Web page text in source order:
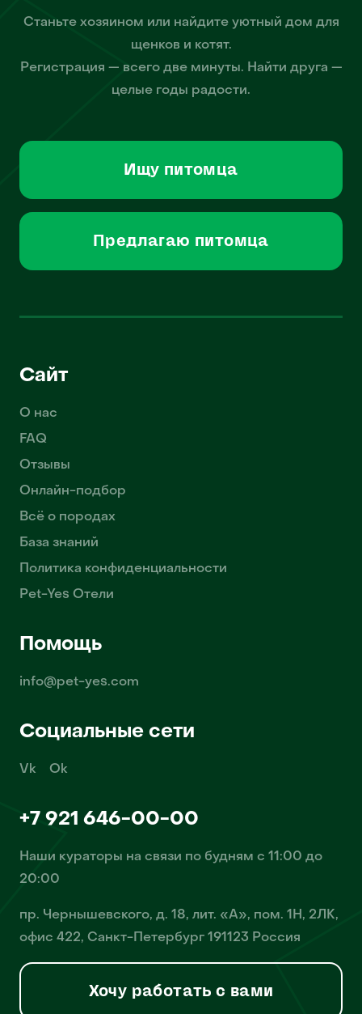
Станьте хозяином или найдите уютный дом для
щенков и котят.
Регистрация — всего две минуты. Найти друга —
целые годы радости.
Ищу питомца
Предлагаю питомца
Сайт
О нас
FAQ
Отзывы
Онлайн-подбор
Всё о породах
База знаний
Политика конфиденциальности
Pet-Yes Отели
Помощь
info@pet-yes.com
Социальные сети
Vk Ok
+7 921 646-00-00
Наши кураторы на связи по будням с 11:00 до
20:00
пр. Чернышевского, д. 18, лит. «А», пом. 1Н, 2ЛК,
офис 422, Санкт-Петербург 191123 Россия
Хочу работать с вами